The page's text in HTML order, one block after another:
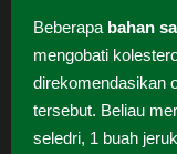
Beberapa bahan
mengobati
direkomendasikan
tersebut. Beliau
seledri, 1 buah